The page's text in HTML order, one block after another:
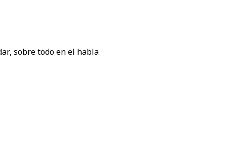
sobre todo en el habla